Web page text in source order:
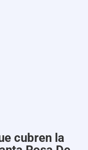
cubren la